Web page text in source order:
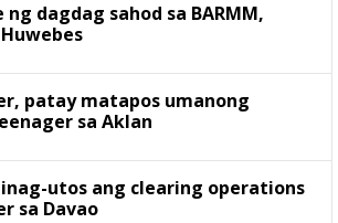
dagdag sahod sa BARMM,
patay matapos umanong
sa Aklan
utos ang clearing operations
sa Davao